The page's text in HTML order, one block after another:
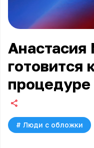
Анастасия
готовится
# Люди с обложки